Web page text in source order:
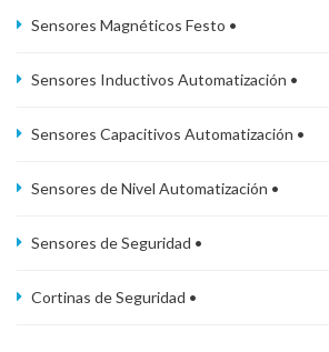
Sensores Magnéticos Festo •
Sensores Inductivos Automatización •
Sensores Capacitivos Automatización •
Sensores de Nivel Automatización •
Sensores de Seguridad •
Cortinas de Seguridad •